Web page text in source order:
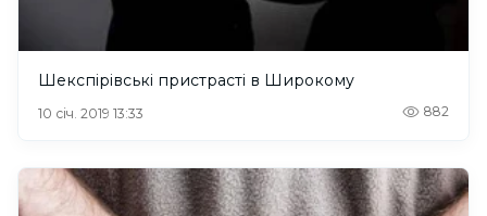
Шекспірівські пристрасті в Широкому
10 січ. 2019 13:33 882